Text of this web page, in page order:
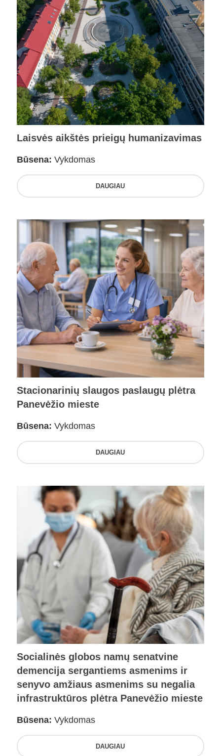
Laisvės aikštės prieigų humanizavimas
Būsena: Vykdomas
DAUGIAU
Stacionarinių slaugos paslaugų plėtra
Panevėžio mieste
Būsena: Vykdomas
DAUGIAU
Socialinės globos namų senatvine
demencija sergantiems asmenims ir
senyvo amžiaus asmenims su negalia
infrastruktūros plėtra Panevėžio mieste
Būsena: Vykdomas
DAUGIAU